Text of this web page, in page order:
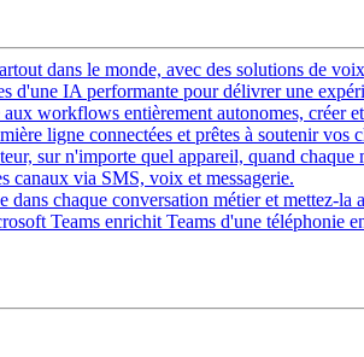
dans le monde, avec des solutions de
d'une IA performante pour délivrer une
workflows entièrement autonomes, créer
ligne connectées et prêtes à soutenir vos
sur n'importe quel appareil, quand chaque
canaux via SMS, voix et messagerie.
dans chaque conversation métier et mettez-la
Teams enrichit Teams d'une téléphonie